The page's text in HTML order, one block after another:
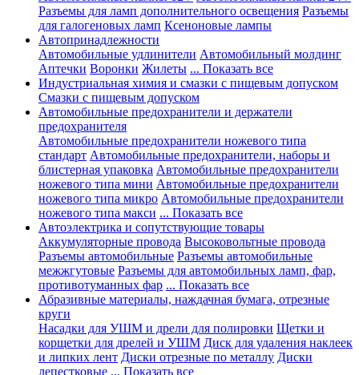
Разъемы для ламп дополнительного освещения Разъемы
для галогеновых ламп Ксеноновые лампы
Автопринадлежности
Автомобильные удлинители Автомобильный молдинг
Аптечки Воронки Жилеты ... Показать все
Индустриальная химия и смазки с пищевым допуском
Смазки с пищевым допуском
Автомобильные предохранители и держатели
предохранителя
Автомобильные предохранители ножевого типа
стандарт Автомобильные предохранители, наборы и
блистерная упаковка Автомобильные предохранители
ножевого типа мини Автомобильные предохранители
ножевого типа микро Автомобильные предохранители
ножевого типа макси ... Показать все
Автоэлектрика и сопутствующие товары
Аккумуляторные провода Высоковольтные провода
Разъемы автомобильные Разъемы автомобильные
межжгутовые Разъемы для автомобильных ламп, фар,
противотуманных фар ... Показать все
Абразивные материалы, наждачная бумага, отрезные
круги
Насадки для УШМ и дрели для полировки Щетки и
корщетки для дрелей и УШМ Диск для удаления наклеек
и липких лент Диски отрезные по металлу Диски
лепестковые ... Показать все